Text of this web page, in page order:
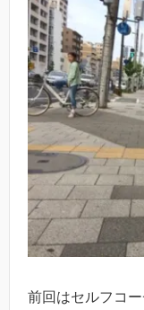
前回はセルフコ